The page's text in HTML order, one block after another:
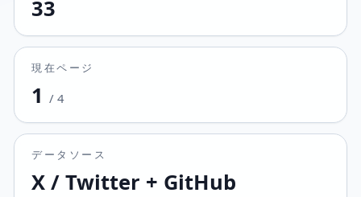
33
現在ページ
1 /4
データソース
X / Twitter + GitHub